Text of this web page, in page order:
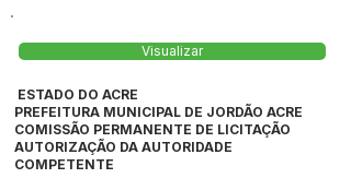
Visualizar
ESTADO DO ACRE
PREFEITURA MUNICIPAL DE JORDÃO ACRE
COMISSÃO PERMANENTE DE LICITAÇÃO
AUTORIZAÇÃO DA AUTORIDADE
COMPETENTE